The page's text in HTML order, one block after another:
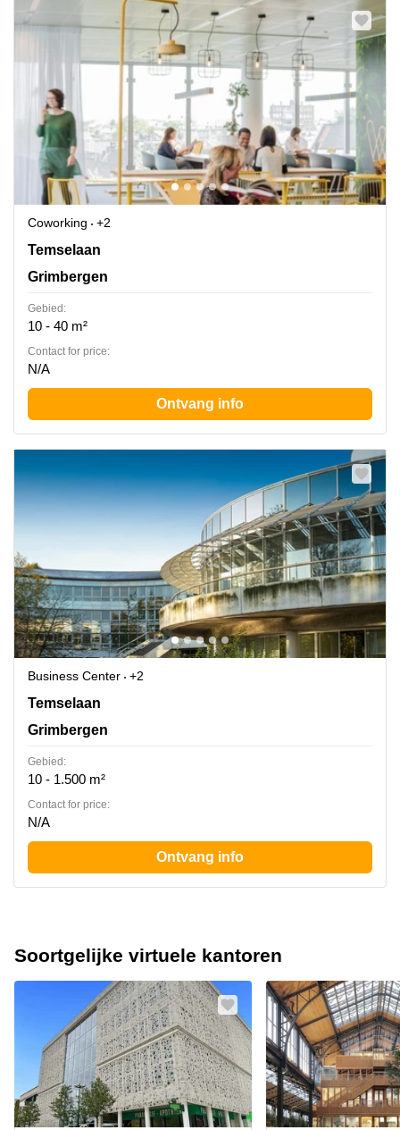
Coworking
+2
Temselaan 100 A, Grimbergen
Temselaan
Grimbergen
Gebied:
10 - 40 m²
Contact for price:
N/A
Ontvang info
Business Center
+2
Temselaan 100 A, Grimbergen
Temselaan
Grimbergen
Gebied:
10 - 1.500 m²
Contact for price:
N/A
Ontvang info
Soortgelijke virtuele kantoren